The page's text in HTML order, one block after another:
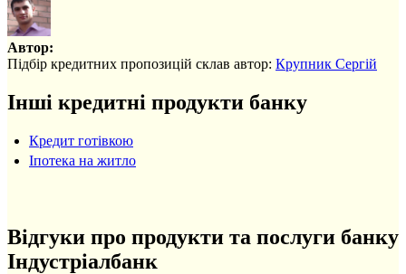
Автор:
Підбір кредитних пропозицій склав автор: Крупник Сергій
Інші кредитні продукти банку
Кредит готівкою
Іпотека на житло
Відгуки про продукти та послуги банку
Індустріалбанк